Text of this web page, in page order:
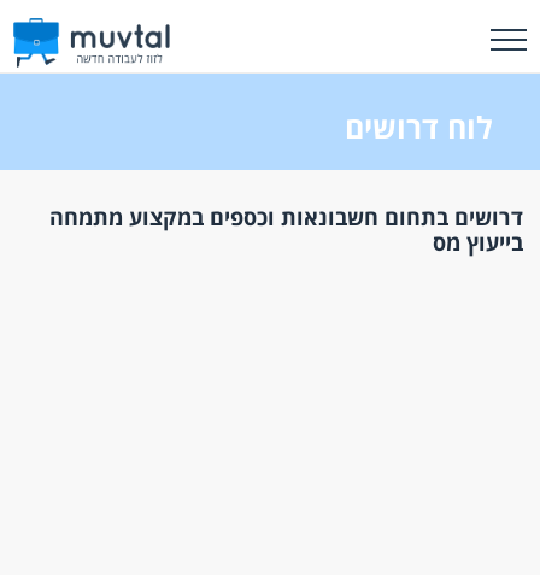
לוח דרושים
דרושים בתחום חשבונאות וכספים במקצוע מתמחה
בייעוץ מס